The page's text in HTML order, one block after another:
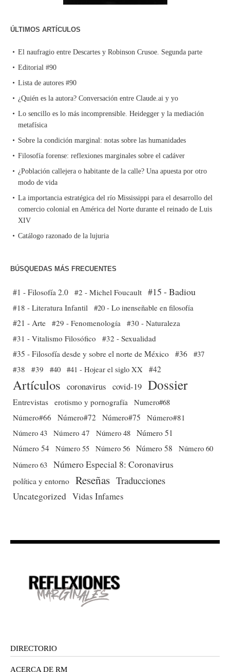
ÚLTIMOS ARTÍCULOS
El naufragio entre Descartes y Robinson Crusoe. Segunda parte
Editorial #90
Lista de autores #90
¿Quién es la autora? Conversación entre Claude.ai y yo
Lo sencillo es lo más incomprensible. Heidegger y la mediación
metafísica
Sobre la condición marginal: notas sobre las humanidades
Filosofía forense: reflexiones marginales sobre el cadáver
¿Población callejera o habitante de la calle? Una apuesta por otro
modo de vida
La importancia estratégica del río Mississippi para el desarrollo del
comercio colonial en América del Norte durante el reinado de Luis
XIV
Catálogo razonado de la lujuria
BÚSQUEDAS MÁS FRECUENTES
#1 - Filosofía 2.0 #2 - Michel Foucault #15 - Badiou
#18 - Literatura Infantil #20 - Lo inenseñable en filosofía
#21 - Arte #29 - Fenomenología
#30 - Naturaleza
#31 - Vitalismo Filosófico
#32 - Sexualidad
#35 - Filosofía desde y sobre el norte de México #36 #37
#38
#39 #40 #41 - Hojear el siglo XX #42
Artículos coronavirus covid-19 Dossier
Entrevistas erotismo y pornografía
Numero#68
Número#66
Número#72 Número#75
Número#81
Número 43 Número 47 Número 48 Número 51
Número 54 Número 55 Número 56 Número 58
Número 60
Número 63 Número Especial 8: Coronavirus
política y entorno Reseñas Traducciones
Uncategorized Vidas Infames
DIRECTORIO
ACERCA DE RM